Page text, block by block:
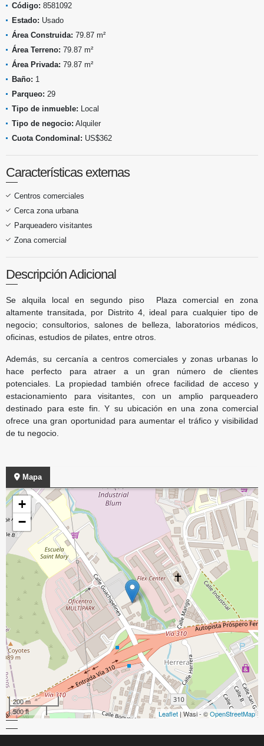
Código: 8581092
Estado: Usado
Área Construida: 79.87 m²
Área Terreno: 79.87 m²
Área Privada: 79.87 m²
Baño: 1
Parqueo: 29
Tipo de inmueble: Local
Tipo de negocio: Alquiler
Cuota Condominal: US$362
Características externas
Centros comerciales
Cerca zona urbana
Parqueadero visitantes
Zona comercial
Descripción Adicional
Se alquila local en segundo piso Plaza comercial en zona
altamente transitada, por Distrito 4, ideal para cualquier tipo de
negocio; consultorios, salones de belleza, laboratorios médicos,
oficinas, estudios de pilates, entre otros.
Además, su cercanía a centros comerciales y zonas urbanas lo
hace perfecto para atraer a un gran número de clientes
potenciales. La propiedad también ofrece facilidad de acceso y
estacionamiento para visitantes, con un amplio parqueadero
destinado para este fin. Y su ubicación en una zona comercial
ofrece una gran oportunidad para aumentar el tráfico y visibilidad
de tu negocio.
Mapa
+
−
200 m
500 ft
Leaflet| Wasi - ©OpenStreetMap